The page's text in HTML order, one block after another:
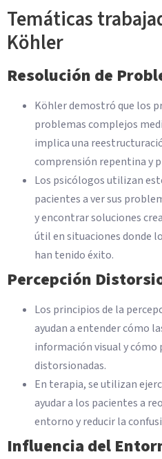
Temáticas
Köhler
Resolución de
Köhler demostró que los
problemas complejos
implica una
comprensión repentina y
Los psicólogos utilizan
pacientes a ver sus
y encontrar soluciones
útil en situaciones donde
han tenido éxito.
Percepción
Los principios de la
ayudan a entender cómo
información visual y cómo
distorsionadas.
En terapia, se utilizan
ayudar a los pacientes a
entorno y reducir la
Influencia del